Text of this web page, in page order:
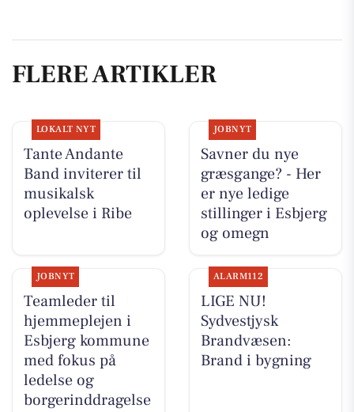
FLERE ARTIKLER
LOKALT NYT
Tante Andante
Band inviterer til
musikalsk
oplevelse i Ribe
JOBNYT
Savner du nye
græsgange? - Her
er nye ledige
stillinger i Esbjerg
og omegn
JOBNYT
Teamleder til
hjemmeplejen i
Esbjerg kommune
med fokus på
ledelse og
borgerinddragelse
ALARM112
LIGE NU!
Sydvestjysk
Brandvæsen:
Brand i bygning